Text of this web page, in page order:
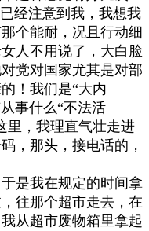
已经注意到我，我想我
个能耐，况且行动细
人不用说了，大白脸
党对国家尤其是对部
！我们是“大内
事什么“不法活
里，我理直气壮走进
，那头，接电话的，
是我在规定的时间拿
往那个超市走去，在
从超市废物箱里拿起